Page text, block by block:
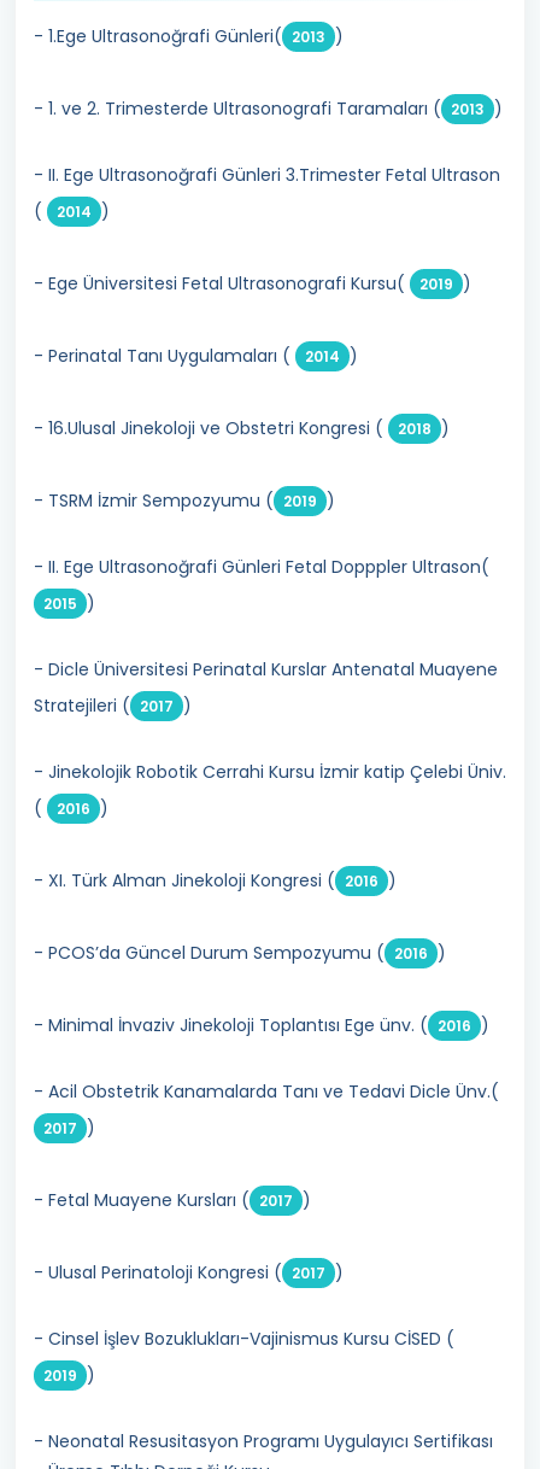
- 1.Ege Ultrasonoğrafi Günleri( 2013 )
- 1. ve 2. Trimesterde Ultrasonografi Taramaları ( 2013 )
- II. Ege Ultrasonoğrafi Günleri 3.Trimester Fetal Ultrason
(
2014 )
- Ege Üniversitesi Fetal Ultrasonografi Kursu( 2019 )
- Perinatal Tanı Uygulamaları ( 2014 )
- 16.Ulusal Jinekoloji ve Obstetri Kongresi ( 2018 )
- TSRM İzmir Sempozyumu ( 2019 )
- II. Ege Ultrasonoğrafi Günleri Fetal Dopppler Ultrason(
2015 )
- Dicle Üniversitesi Perinatal Kurslar Antenatal Muayene
Stratejileri ( 2017 )
- Jinekolojik Robotik Cerrahi Kursu İzmir katip Çelebi Üniv.
(
2016 )
- XI. Türk Alman Jinekoloji Kongresi ( 2016 )
- PCOS’da Güncel Durum Sempozyumu ( 2016 )
- Minimal İnvaziv Jinekoloji Toplantısı Ege ünv. ( 2016 )
- Acil Obstetrik Kanamalarda Tanı ve Tedavi Dicle Ünv.(
2017 )
- Fetal Muayene Kursları ( 2017 )
- Ulusal Perinatoloji Kongresi ( 2017 )
- Cinsel İşlev Bozuklukları-Vajinismus Kursu CİSED (
2019 )
- Neonatal Resusitasyon Programı Uygulayıcı Sertifikası